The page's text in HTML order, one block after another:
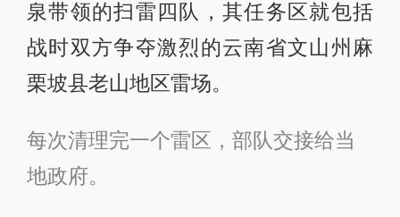
泉带领的扫雷四队，其任务区就包括
战时双方争夺激烈的云南省文山州麻
栗坡县老山地区雷场。
每次清理完一个雷区，部队交接给当
地政府。